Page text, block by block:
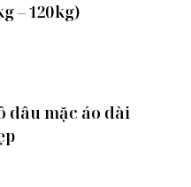
– 120kg)
dâu mặc áo dài